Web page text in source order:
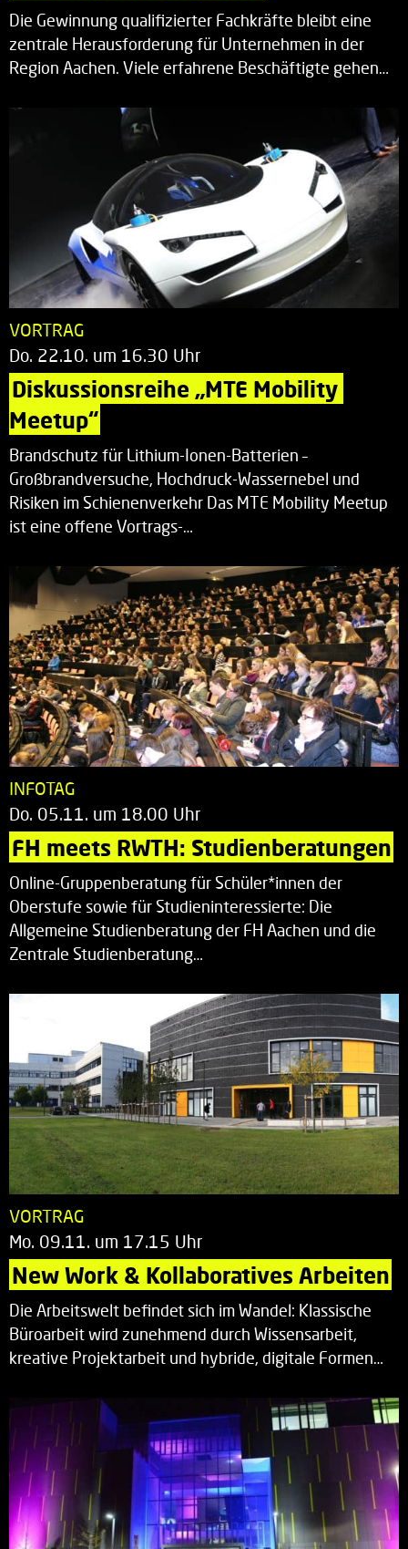
Die Gewinnung qualifizierter Fachkräfte bleibt eine
zentrale Herausforderung für Unternehmen in der
Region Aachen. Viele erfahrene Beschäftigte gehen…
VORTRAG
Do. 22.10. um 16.30 Uhr
Diskussionsreihe „MTE Mobility
Meetup“
Brandschutz für Lithium-Ionen-Batterien –
Großbrandversuche, Hochdruck-Wassernebel und
Risiken im Schienenverkehr Das MTE Mobility Meetup
ist eine offene Vortrags-…
INFOTAG
Do. 05.11. um 18.00 Uhr
FH meets RWTH: Studienberatungen
Online-Gruppenberatung für Schüler*innen der
Oberstufe sowie für Studieninteressierte: Die
Allgemeine Studienberatung der FH Aachen und die
Zentrale Studienberatung…
VORTRAG
Mo. 09.11. um 17.15 Uhr
New Work & Kollaboratives Arbeiten
Die Arbeitswelt befindet sich im Wandel: Klassische
Büroarbeit wird zunehmend durch Wissensarbeit,
kreative Projektarbeit und hybride, digitale Formen…